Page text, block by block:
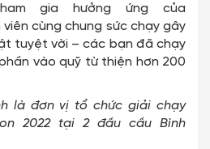
gia hưởng ứng của
cùng chung sức chạy gây
tuyệt vời – các bạn đã chạy
vào quỹ từ thiện hơn 200
là đơn vị tổ chức giải chạy
2022 tại 2 đầu cầu Bình